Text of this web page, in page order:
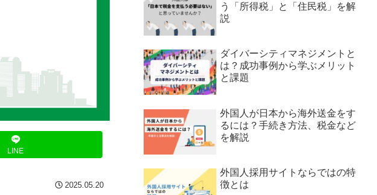
LINE
2025.05.20
う「所得税」と「住民税」を解
説
ダイバーシティマネジメントと
は？成功事例から学ぶメリット
と課題
外国人が日本から海外送金をす
るには？手続き方法、税金など
を解説
外国人採用サイトならではの特
徴とは